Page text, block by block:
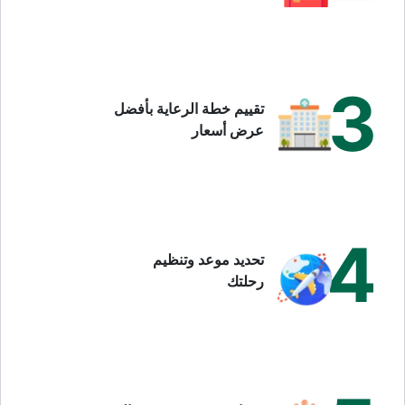
تصلب أو تيبس في الجلد، خاصة اليدين والوجه.
3
تقييم خطة الرعاية بأفضل
عرض أسعار
4
تحديد موعد وتنظيم
رحلتك